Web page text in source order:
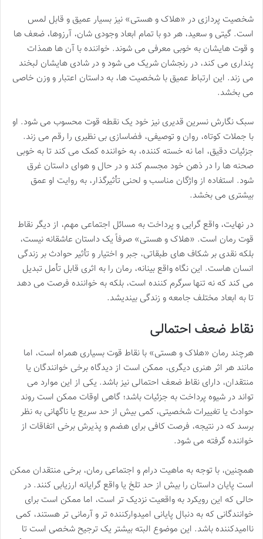
شخصیت پردازی در «هلاک و هستی» نیز بسیار عمیق و قابل لمس
است. گیتی و سعید، هر دو با تمام ابعاد وجودی شان، آرزوها، ضعف ها
و قوت هایشان به خوبی معرفی می شوند. خواننده با آن ها همذات
پنداری می کند، در رنجشان شریک می شود و در شادی هایشان لبخند
می زند. این ارتباط عمیق با شخصیت ها، به داستان اعتبار و وزن خاصی
می بخشد.
سبک نگارش نسرین قدیری نیز خود یک نقطه قوت محسوب می شود. او
با جملات کوتاه، روان و توصیفی، فضاسازی بی نظیری را رقم می زند.
جزئیات دقیق، اما نه خسته کننده، به خواننده کمک می کند تا به خوبی
صحنه ها را در ذهن خود مجسم کند و در حال و هوای داستان غرق
شود. استفاده از واژگان مناسب و لحنی تأثیرگذار، به روایت او عمق
بیشتری می بخشد.
در نهایت، واقع گرایی و پرداخت به مسائل اجتماعی مهم، از دیگر نقاط
قوت رمان است. «هلاک و هستی» صرفاً یک داستان عاشقانه نیست،
بلکه نقدی بر شکاف های طبقاتی، جبر و اختیار و تأثیر حوادث بر زندگی
انسان هاست. این نگاه واقع بینانه، رمان را به اثری قابل تأمل تبدیل
می کند که نه تنها سرگرم کننده است، بلکه به خواننده فرصت می دهد
تا به ابعاد مختلف جامعه و زندگی بیندیشد.
نقاط ضعف احتمالی
هرچند رمان «هلاک و هستی» با نقاط قوت بسیاری همراه است، اما
مانند هر اثر هنری دیگری، ممکن است از دیدگاه برخی خوانندگان یا
منتقدان، دارای نقاط ضعف احتمالی نیز باشد. یکی از این موارد می
تواند در شیوه پرداخت به جزئیات باشد؛ گاهی اوقات ممکن است روند
حوادث یا تغییرات شخصیتی، کمی بیش از حد سریع یا ناگهانی به نظر
برسد که در نتیجه، فرصت کافی برای هضم و پذیرش برخی اتفاقات از
خواننده گرفته می شود.
همچنین، با توجه به ماهیت درام و اجتماعی رمان، برخی منتقدان ممکن
است پایان داستان را بیش از حد تلخ یا واقع گرایانه ارزیابی کنند. در
حالی که این رویکرد به واقعیت نزدیک تر است، اما ممکن است برای
خوانندگانی که به دنبال پایانی امیدوارکننده تر و آرمانی تر هستند، کمی
ناامیدکننده باشد. این موضوع البته بیشتر یک ترجیح شخصی است تا